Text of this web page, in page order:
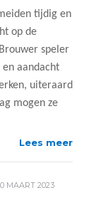
tijdig en
op de
speler
aandacht
uiteraard
mogen ze
Lees meer
MAART 2023